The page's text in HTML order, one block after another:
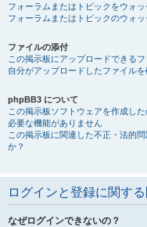
フォーラムまたはトピックをウォッ
フォーラムまたはトピックのウォ
ファイルの添付
この掲示板にアップロードできる
自分がアップロードしたファイルを
phpBB3 について
この掲示板ソフトウェアを作成した
必要な機能がありません
この掲示板に関連した不正・法的
か？
ログインと登録に関する
なぜログインできないの？